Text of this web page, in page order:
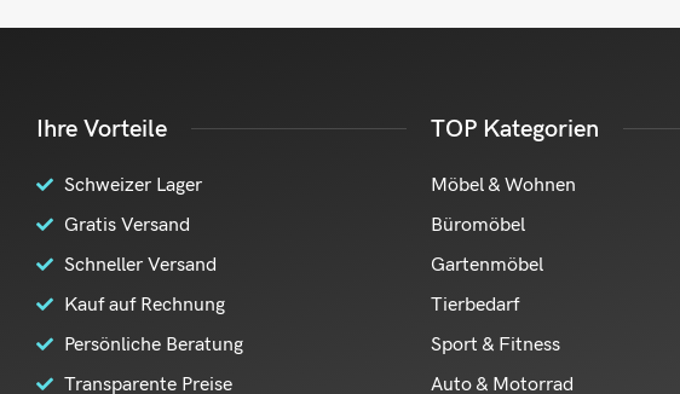
Ihre Vorteile
Schweizer Lager
Gratis Versand
Schneller Versand
Kauf auf Rechnung
Persönliche Beratung
Transparente Preise
TOP Kategorien
Möbel & Wohnen
Büromöbel
Gartenmöbel
Tierbedarf
Sport & Fitness
Auto & Motorrad